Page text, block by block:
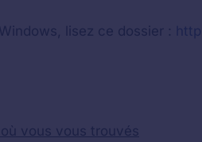
lisez ce dossier :
vous vous trouvés